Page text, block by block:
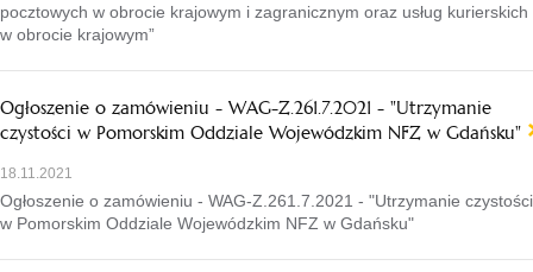
pocztowych w obrocie krajowym i zagranicznym oraz usług kurierskich
w obrocie krajowym”
Ogłoszenie o zamówieniu - WAG-Z.261.7.2021 - "Utrzymanie
czystości w Pomorskim Oddziale Wojewódzkim NFZ w Gdańsku"
18.11.2021
Ogłoszenie o zamówieniu - WAG-Z.261.7.2021 - "Utrzymanie czystości
w Pomorskim Oddziale Wojewódzkim NFZ w Gdańsku"